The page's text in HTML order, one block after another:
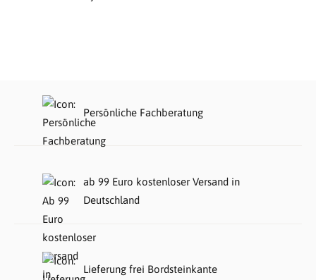
Persönliche Fachberatung
ab 99 Euro kostenloser Versand in
Deutschland
Lieferung frei Bordsteinkante